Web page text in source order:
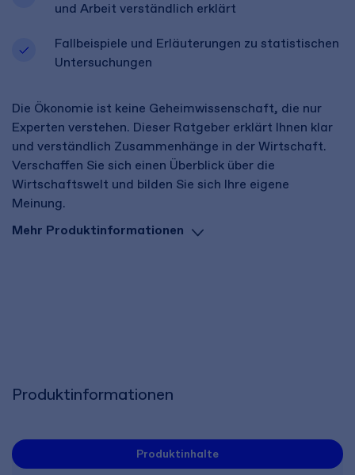
und Arbeit verständlich erklärt
Fallbeispiele und Erläuterungen zu statistischen
Untersuchungen
Die Ökonomie ist keine Geheimwissenschaft, die nur
Experten verstehen. Dieser Ratgeber erklärt Ihnen klar
und verständlich Zusammenhänge in der Wirtschaft.
Verschaffen Sie sich einen Überblick über die
Wirtschaftswelt und bilden Sie sich Ihre eigene
Meinung.
Mehr Produktinformationen
Produktinformationen
Produktinhalte